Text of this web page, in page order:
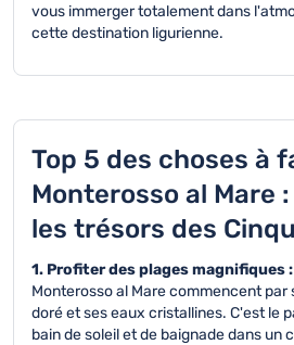
vous immerger totalement dans
cette destination ligurienne.
Top 5 des choses à
Monterosso al Mare
les trésors des
1. Profiter des plages magnifiques :
Monterosso al Mare commencent par
doré et ses eaux cristallines. C'est le
bain de soleil et de baignade dans un